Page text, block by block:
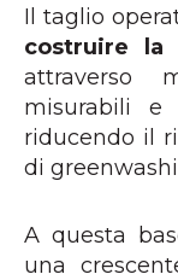
Il taglio
costruire la
attraverso
misurabili e
riducendo il
di
A questa
una